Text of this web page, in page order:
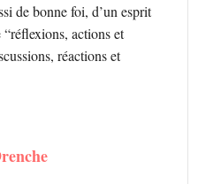
de bonne foi, d’un esprit
actions et
réactions et